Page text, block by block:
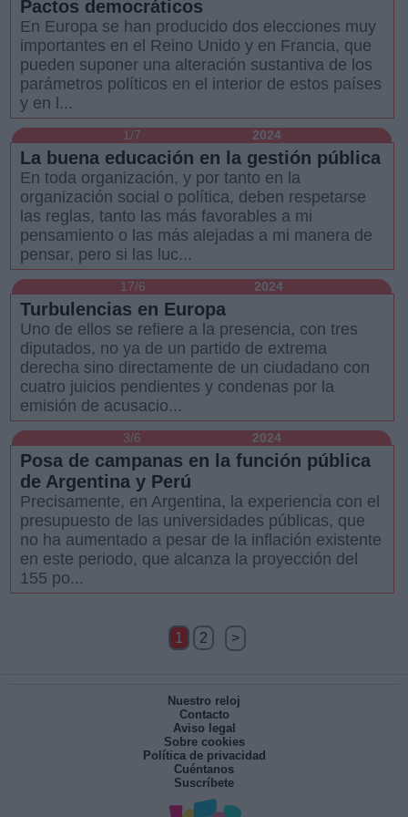
Pactos democráticos
En Europa se han producido dos elecciones muy
importantes en el Reino Unido y en Francia, que
pueden suponer una alteración sustantiva de los
parámetros políticos en el interior de estos países
y en l...
1/7 2024
La buena educación en la gestión pública
En toda organización, y por tanto en la
organización social o política, deben respetarse
las reglas, tanto las más favorables a mi
pensamiento o las más alejadas a mi manera de
pensar, pero si las luc...
17/6 2024
Turbulencias en Europa
Uno de ellos se refiere a la presencia, con tres
diputados, no ya de un partido de extrema
derecha sino directamente de un ciudadano con
cuatro juicios pendientes y condenas por la
emisión de acusacio...
3/6 2024
Posa de campanas en la función pública
de Argentina y Perú
Precisamente, en Argentina, la experiencia con el
presupuesto de las universidades públicas, que
no ha aumentado a pesar de la inflación existente
en este periodo, que alcanza la proyección del
155 po...
1 2 >
Nuestro reloj
Contacto
Aviso legal
Sobre cookies
Política de privacidad
Cuéntanos
Suscríbete